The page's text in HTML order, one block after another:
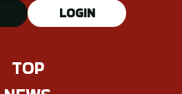
LOGIN
TOP